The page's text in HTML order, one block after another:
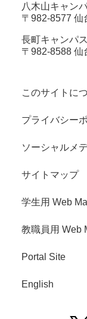
八木山キャン
〒982-8577 仙
長町キャンパス
〒982-8588 仙
このサイトに
プライバシー
ソーシャルメ
サイトマップ
学生用 Web
教職員用 Web
Portal Site
English